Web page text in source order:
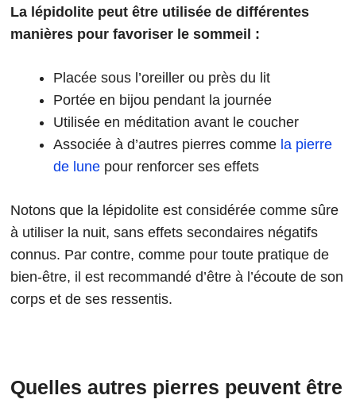
La lépidolite peut être utilisée de différentes
manières pour favoriser le sommeil :
Placée sous l’oreiller ou près du lit
Portée en bijou pendant la journée
Utilisée en méditation avant le coucher
Associée à d’autres pierres comme la pierre
de lune pour renforcer ses effets
Notons que la lépidolite est considérée comme sûre
à utiliser la nuit, sans effets secondaires négatifs
connus. Par contre, comme pour toute pratique de
bien-être, il est recommandé d’être à l’écoute de son
corps et de ses ressentis.
Quelles autres pierres peuvent être